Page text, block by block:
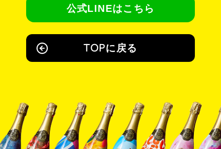
公式LINEはこちら
TOPに戻る